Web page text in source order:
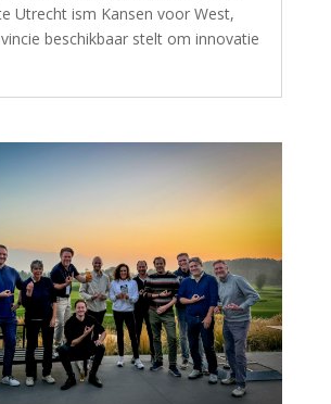
Utrecht ism Kansen voor West,
beschikbaar stelt om innovatie